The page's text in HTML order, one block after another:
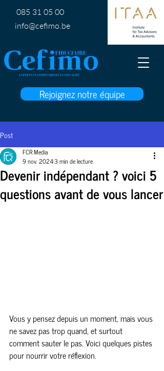
085 31 05 00
info@cefimo.be
Rejoignez notre équipe
Post
Devenir indépendant ? voici 5
questions avant de vous lancer
FCR Media
9 nov. 20243 min de lecture
Vous y pensez depuis un moment, mais vous
ne savez pas trop quand, et surtout
comment sauter le pas. Voici quelques pistes
pour nourrir votre réflexion.